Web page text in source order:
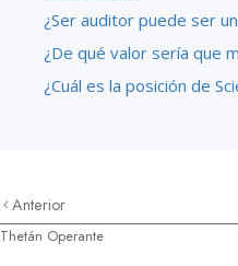
¿Ser auditor puede ser
¿De qué valor sería que
¿Cuál es la posición de
Anterior
Thetán Operante